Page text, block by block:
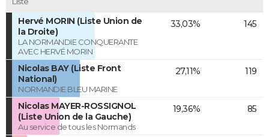
Hervé MORIN (Liste Union de
la Droite)
LA NORMANDIE CONQUERANTE
AVEC HERVÉ MORIN
33,03% 145
Nicolas BAY (Liste Front
National)
NORMANDIE BLEU MARINE
27,11% 119
Nicolas MAYER-ROSSIGNOL
(Liste Union de la Gauche)
Au service de tous les Normands
19,36% 85